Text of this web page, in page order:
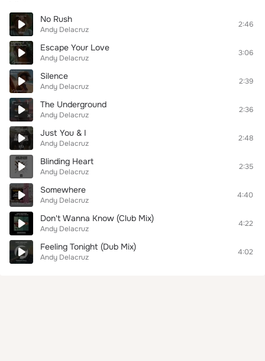
No Rush
Andy Delacruz
2:46
Escape Your Love
Andy Delacruz
3:06
Silence
Andy Delacruz
2:39
The Underground
Andy Delacruz
2:36
Just You & I
Andy Delacruz
2:48
Blinding Heart
Andy Delacruz
2:35
Somewhere
Andy Delacruz
4:40
Don't Wanna Know (Club Mix)
Andy Delacruz
4:22
Feeling Tonight (Dub Mix)
Andy Delacruz
4:02